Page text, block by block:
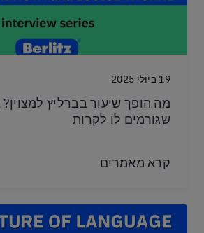
19 ביולי 2025
מה הופך שיעור בברליץ
שגורמים לו לקרות
קרא מאמרים